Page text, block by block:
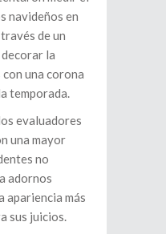
navideños en
de un
la
una corona
temporada.
evaluadores
una mayor
no
adornos
apariencia más
sus juicios.